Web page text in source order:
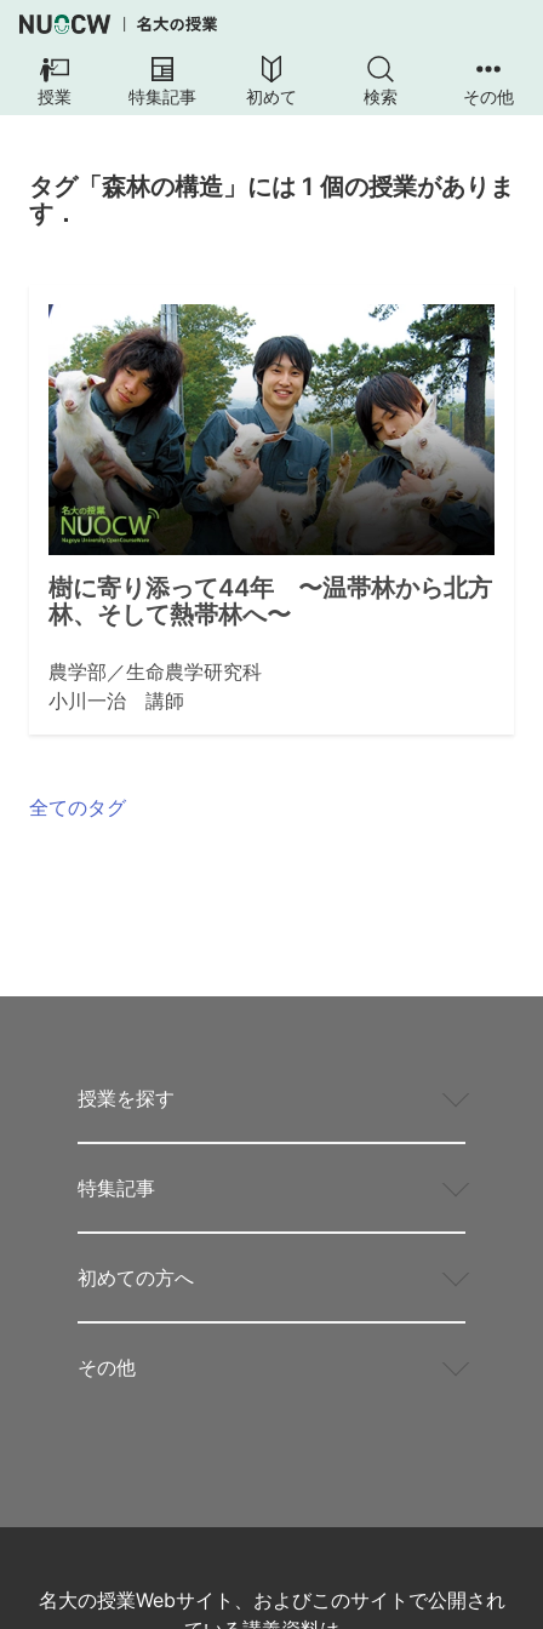
授業 特集記事 初めて 検索 その他
タグ「森林の構造」には 1 個の授業がありま
す．
樹に寄り添って44年 〜温帯林から北方
林、そして熱帯林へ〜
農学部／生命農学研究科
小川一治 講師
全てのタグ
授業を探す
特集記事
初めての方へ
その他
名大の授業Webサイト、およびこのサイトで公開され